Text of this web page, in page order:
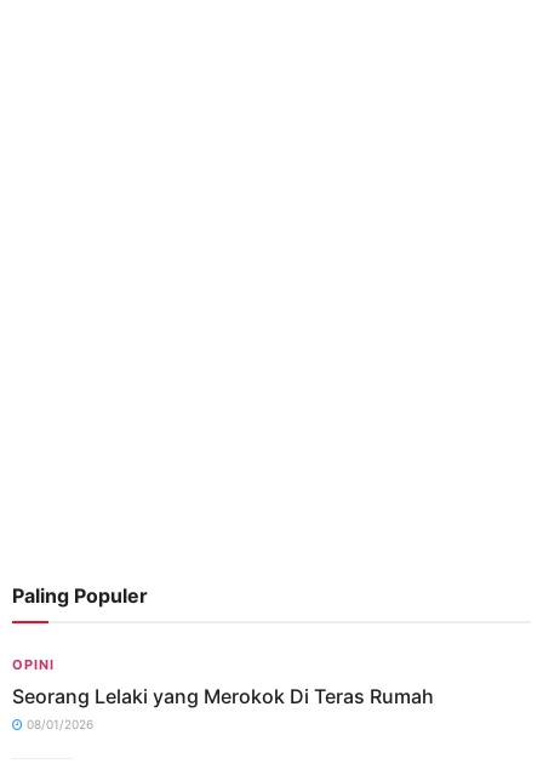
Paling Populer
OPINI
Seorang Lelaki yang Merokok Di Teras Rumah
08/01/2026